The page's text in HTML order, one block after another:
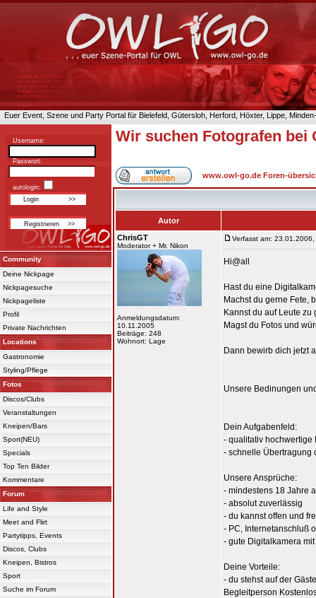
Euer Event, Szene und Party Portal für Bielefeld, Gütersloh, Herford, Höxter, Lippe,
Username:
Passwort:
autologin:
Community
Deine Nickpage
Nickpagesuche
Nickpageliste
Profil
Private Nachrichten
Locations
Gastronomie
Styling/Pflege
Fotos
Discos/Clubs
Veranstaltungen
Kneipen/Bars
Sport(NEU)
Specials
Top Ten Bilder
Kommentare
Forum
Life and Style
Meet and Flirt
Partytipps, Events
Discos, Clubs
Kneipen, Bistros
Sport
Suche im Forum
Wir suchen Fotografen bei
www.owl-go.de Foren-
Autor
ChrisGT
Moderator + Mr. Nikon
Anmeldungsdatum:
10.11.2005
Beiträge: 248
Wohnort: Lage
Verfasst am:
Hi@all
Hast du eine
Machst du gerne Fete,
Kannst du auf Leute
Magst du Fotos und
Dann bewirb dich jetzt
Unsere Bedinungen
Dein Aufgabenfeld:
- qualitativ hochwertige
- schnelle Übertragung
Unsere Ansprüche:
- mindestens 18 Jahre
- absolut zuverlässig
- du kannst offen und
- PC, Internetanschluß
- gute Digitalkamera
Deine Vorteile:
- du stehst auf der
Begleitperson